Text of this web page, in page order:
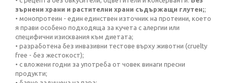
зърнени храни и растителни храни съдържащи глутен;;
• монопротеин - един единствен източник на протеини, което
я прави особено подходяща за кучета с алергии или
специфични изисквания към диетата;
• разработена без инвазивни тестове върху животни (cruelty
free - без жестокост);
• с вложени годни за употреба от човек винаги пресни
продукти;